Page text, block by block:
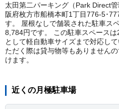
太田第二パーキング（Park Direct
阪府枚方市船橋本町1丁目776-5･
す。 屋根なしで舗装された駐車ス
8,784円です。 この駐車スペース
として軽自動車サイズまで対応し
ただく際は貸与物等もありません
けます。
近くの月極駐車場